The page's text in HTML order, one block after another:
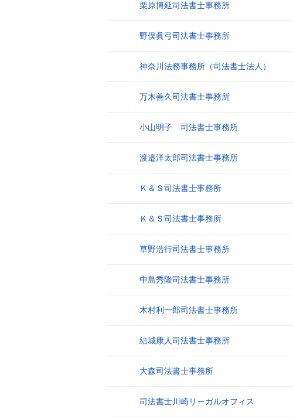
栗原博延司法書士事務所
野俣眞弓司法書士事務所
神奈川法務事務所（司法書士法人）
万木善久司法書士事務所
小山明子 司法書士事務所
渡邉洋太郎司法書士事務所
Ｋ＆Ｓ司法書士事務所
Ｋ＆Ｓ司法書士事務所
草野浩行司法書士事務所
中島秀隆司法書士事務所
木村利一郎司法書士事務所
結城康人司法書士事務所
大森司法書士事務所
司法書士川崎リーガルオフィス